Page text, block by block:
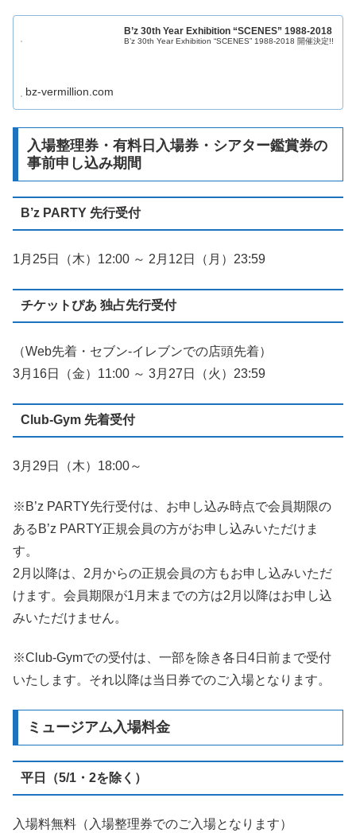
B’z 30th Year Exhibition “SCENES” 1988-2018
B’z 30th Year Exhibition “SCENES” 1988-2018 開催決定!!
bz-vermillion.com
入場整理券・有料日入場券・シアター鑑賞券の
事前申し込み期間
B’z PARTY 先行受付
1月25日（木）12:00 ～ 2月12日（月）23:59
チケットぴあ 独占先行受付
（Web先着・セブン-イレブンでの店頭先着）
3月16日（金）11:00 ～ 3月27日（火）23:59
Club-Gym 先着受付
3月29日（木）18:00～
※B’z PARTY先行受付は、お申し込み時点で会員期限の
あるB’z PARTY正規会員の方がお申し込みいただけま
す。
2月以降は、2月からの正規会員の方もお申し込みいただ
けます。会員期限が1月末までの方は2月以降はお申し込
みいただけません。
※Club-Gymでの受付は、一部を除き各日4日前まで受付
いたします。それ以降は当日券でのご入場となります。
ミュージアム入場料金
平日（5/1・2を除く）
入場料無料（入場整理券でのご入場となります）